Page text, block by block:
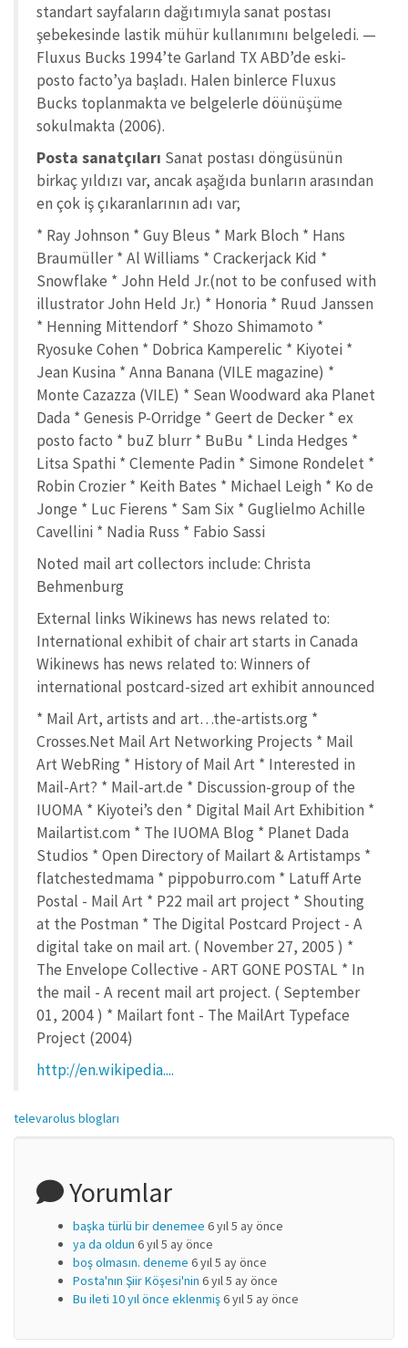
standart sayfaların dağıtımıyla sanat postası
şebekesinde lastik mühür kullanımını belgeledi. —
Fluxus Bucks 1994’te Garland TX ABD’de eski-
posto facto’ya başladı. Halen binlerce Fluxus
Bucks toplanmakta ve belgelerle döünüşüme
sokulmakta (2006).
Posta sanatçıları Sanat postası döngüsünün
birkaç yıldızı var, ancak aşağıda bunların arasından
en çok iş çıkaranlarının adı var;
* Ray Johnson * Guy Bleus * Mark Bloch * Hans
Braumüller * Al Williams * Crackerjack Kid *
Snowflake * John Held Jr.(not to be confused with
illustrator John Held Jr.) * Honoria * Ruud Janssen
* Henning Mittendorf * Shozo Shimamoto *
Ryosuke Cohen * Dobrica Kamperelic * Kiyotei *
Jean Kusina * Anna Banana (VILE magazine) *
Monte Cazazza (VILE) * Sean Woodward aka Planet
Dada * Genesis P-Orridge * Geert de Decker * ex
posto facto * buZ blurr * BuBu * Linda Hedges *
Litsa Spathi * Clemente Padin * Simone Rondelet *
Robin Crozier * Keith Bates * Michael Leigh * Ko de
Jonge * Luc Fierens * Sam Six * Guglielmo Achille
Cavellini * Nadia Russ * Fabio Sassi
Noted mail art collectors include: Christa
Behmenburg
External links Wikinews has news related to:
International exhibit of chair art starts in Canada
Wikinews has news related to: Winners of
international postcard-sized art exhibit announced
* Mail Art, artists and art…the-artists.org *
Crosses.Net Mail Art Networking Projects * Mail
Art WebRing * History of Mail Art * Interested in
Mail-Art? * Mail-art.de * Discussion-group of the
IUOMA * Kiyotei’s den * Digital Mail Art Exhibition *
Mailartist.com * The IUOMA Blog * Planet Dada
Studios * Open Directory of Mailart & Artistamps *
flatchestedmama * pippoburro.com * Latuff Arte
Postal - Mail Art * P22 mail art project * Shouting
at the Postman * The Digital Postcard Project - A
digital take on mail art. ( November 27, 2005 ) *
The Envelope Collective - ART GONE POSTAL * In
the mail - A recent mail art project. ( September
01, 2004 ) * Mailart font - The MailArt Typeface
Project (2004)
http://en.wikipedia....
televarolus blogları
Yorumlar
başka türlü bir denemee 6 yıl 5 ay önce
ya da oldun 6 yıl 5 ay önce
boş olmasın. deneme 6 yıl 5 ay önce
Posta'nın Şiir Köşesi'nin 6 yıl 5 ay önce
Bu ileti 10 yıl önce eklenmiş6 yıl 5 ay önce